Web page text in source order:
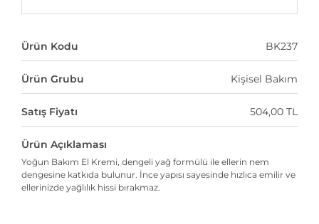
Ürün Kodu BK237
Ürün Grubu Kişisel Bakım
Satış Fiyatı 504,00 TL
Ürün Açıklaması
Yoğun Bakım El Kremi, dengeli yağ formülü ile ellerin nem
dengesine katkıda bulunur. İnce yapısı sayesinde hızlıca emilir ve
ellerinizde yağlılık hissi bırakmaz.